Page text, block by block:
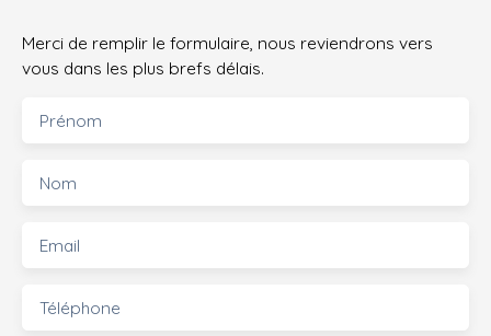
Merci de remplir le formulaire, nous reviendrons vers
vous dans les plus brefs délais.
Prénom
Nom
Email
Téléphone